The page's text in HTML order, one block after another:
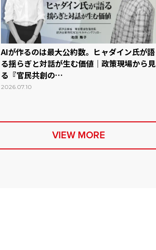
AIが作るのは最大公約数。ヒャダイン氏が語
る揺らぎと対話が生む価値｜政策現場から見
る『官民共創の…
2026.07.10
VIEW MORE